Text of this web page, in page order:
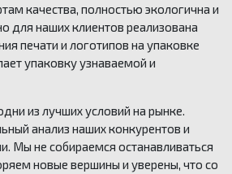
на листе А4
на полимерной основе
на заказ
качества, полностью экологична и
для наших клиентов реализована
печати и логотипов на упаковке
упаковку узнаваемой и
из лучших условий на рынке.
анализ наших конкурентов и
Мы не собираемся останавливаться
новые вершины и уверены, что со